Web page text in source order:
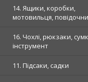
14. Ящики, коробки,
мотовильця,
16. Чохлі, рюкзаки,
інструмент
11. Підсаки, садки